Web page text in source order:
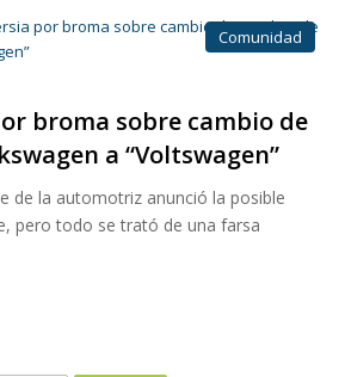
Comunidad
broma sobre cambio de
a “Voltswagen”
de la automotriz anunció la posible
pero todo se trató de una farsa